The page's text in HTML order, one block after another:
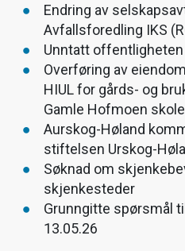
Endring av
Avfallsforedling IKS
Unntatt offentligheten
Overføring av
HIUL for gårds- og
Gamle Hofmoen skole
Aurskog-Høland
stiftelsen Urskog-
Søknad om
skjenkesteder
Grunngitte spørsmål
13.05.26